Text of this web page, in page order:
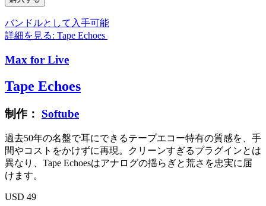
バンドルとして入手可能
詳細を見る: Tape Echoes
Max for Live
Tape Echoes
制作： Softube
過去50年の名盤で耳にできるテープエコー特有の質感を、手
間やコストをかけずに再現。クリーンすぎるプラグインとは
異なり、Tape Echoesはアナログの揺らぎと荒さを忠実に届
けます。
USD 49